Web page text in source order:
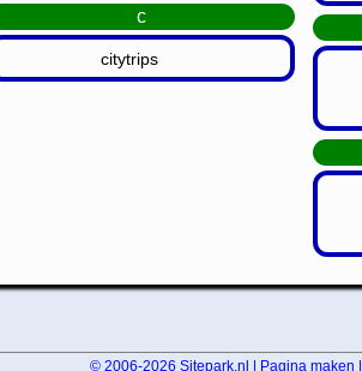
c
citytrips
© 2006-2026Sitepark.nl Pagina maken